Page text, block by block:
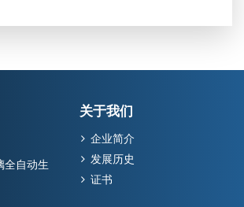
全自动生
关于我们
企业简介
发展历史
证书